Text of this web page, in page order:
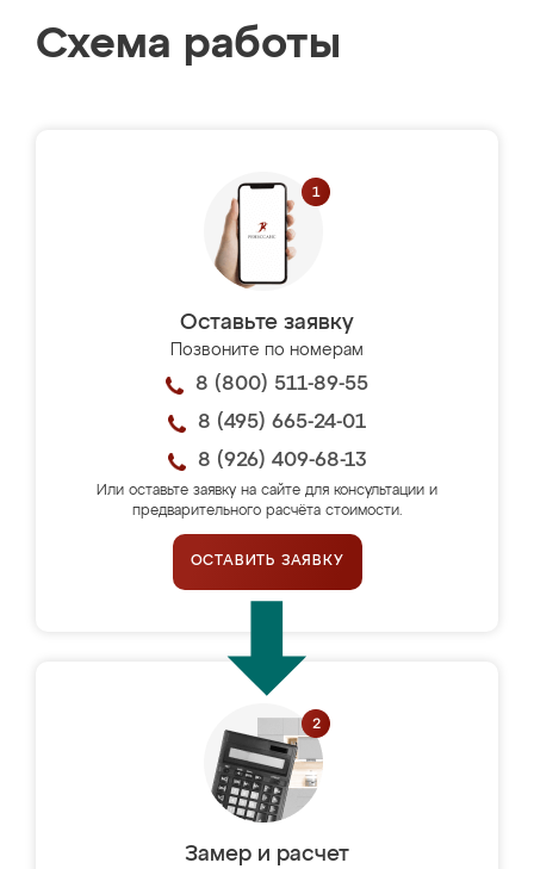
Схема работы
Оставьте заявку
Позвоните по номерам
8 (800) 511-89-55
8 (495) 665-24-01
8 (926) 409-68-13
Или оставьте заявку на сайте для консультации и
предварительного расчёта стоимости.
ОСТАВИТЬ ЗАЯВКУ
Замер и расчет